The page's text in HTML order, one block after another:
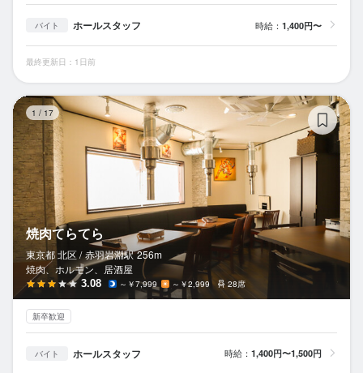
バイト ホールスタッフ 時給： 1,400円〜
最終更新日：1日前
1 / 17
焼肉てらてら
東京都 北区 / 赤羽岩淵駅 256m
焼肉、ホルモン、居酒屋
3.08 ～￥7,999 ～￥2,999 28席
新卒歓迎
バイト ホールスタッフ 時給： 1,400円〜1,500円